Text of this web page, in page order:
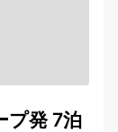
プ発 7泊